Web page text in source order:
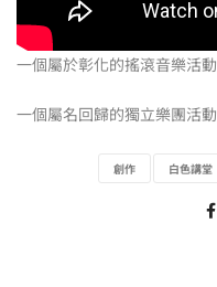
一個屬於彰化的搖滾音樂活動
一個屬名回歸的獨立樂團活動
創作 白色講堂